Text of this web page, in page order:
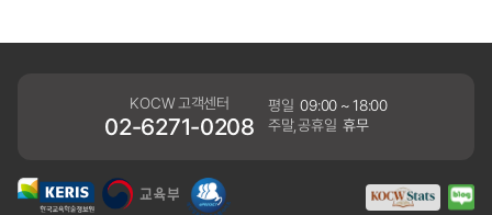
KOCW 고객센터
02-6271-0208
평일 09:00 ~ 18:00
주말,공휴일 휴무